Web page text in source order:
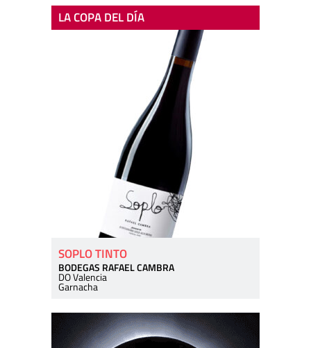
LA COPA DEL DÍA
SOPLO TINTO
BODEGAS RAFAEL CAMBRA
DO Valencia
Garnacha